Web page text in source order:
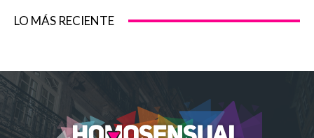
LO MÁS RECIENTE